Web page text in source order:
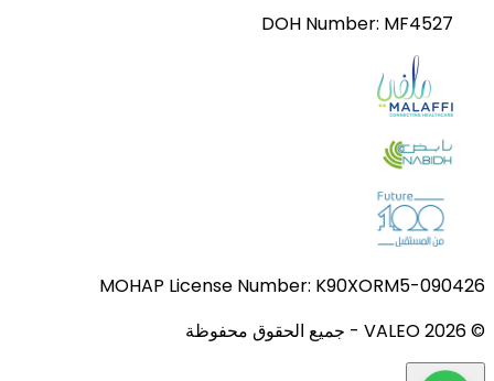
DOH Number: MF4527
MOHAP License Number: K90XORM5-090426
© VALEO
2026
- جميع الحقوق محفوظة